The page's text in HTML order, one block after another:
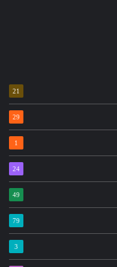
21
29
1
24
49
79
3